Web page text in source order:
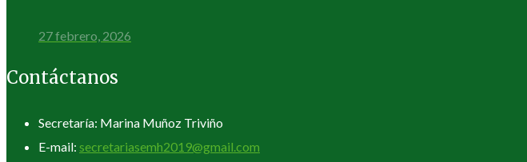
27 febrero, 2026
Contáctanos
Secretaría: Marina Muñoz Triviño
E-mail: secretariasemh2019@gmail.com